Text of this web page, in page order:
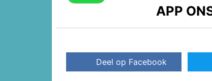
APP
Deel op Facebook